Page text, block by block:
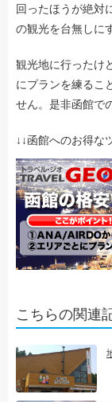
回ったほうが絶対
の観光を台無しに
観光地に行ったけ
にプランを練るこ
せん。是非函館で
↓↓函館へのお得な
こちらの関連